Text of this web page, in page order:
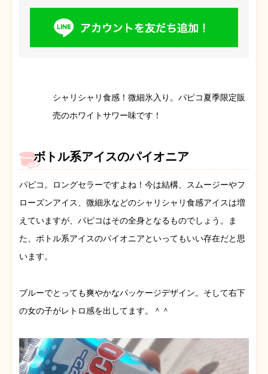
シャリシャリ食感！微細氷入り。パピコ夏季限定販
売のホワイトサワー味です！
ボトル系アイスのパイオニア
パピコ。ロングセラーですよね！今は結構、スムージーやフ
ローズンアイス、微細氷などのシャリシャリ食感アイスは増
えていますが、パピコはその全身となるものでしょう。ま
た、ボトル系アイスのパイオニアといってもいい存在だと思
います。
ブルーでとっても爽やかなパッケージデザイン。そして右下
の女の子がレトロ感を出してます。＾＾